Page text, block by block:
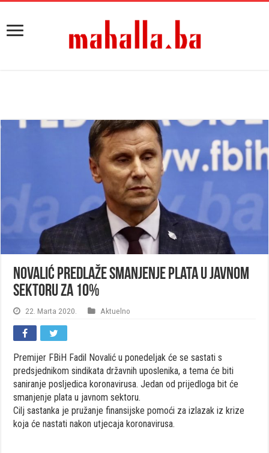
Novalić predlaže smanjenje plata u javnom
sektoru za 10%
22. Marta 2020. Aktuelno
Premijer FBiH Fadil Novalić u ponedeljak će se sastati s
predsjednikom sindikata državnih uposlenika, a tema će biti
saniranje posljedica koronavirusa. Jedan od prijedloga bit će
smanjenje plata u javnom sektoru.
Cilj sastanka je pružanje finansijske pomoći za izlazak iz krize
koja će nastati nakon utjecaja koronavirusa.